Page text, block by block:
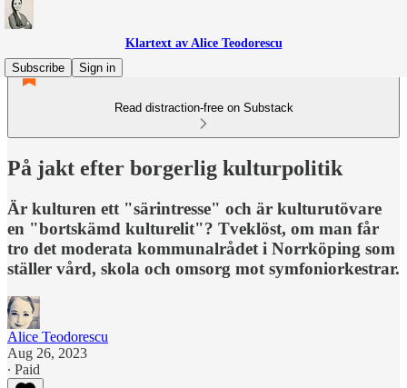
Klartext av Alice Teodorescu
Subscribe
Sign in
Read distraction-free on Substack
På jakt efter borgerlig kulturpolitik
Är kulturen ett "särintresse" och är kulturutövare
en "bortskämd kulturelit"? Tveklöst, om man får
tro det moderata kommunalrådet i Norrköping som
ställer vård, skola och omsorg mot symfoniorkestrar.
Alice Teodorescu
Aug 26, 2023
∙ Paid